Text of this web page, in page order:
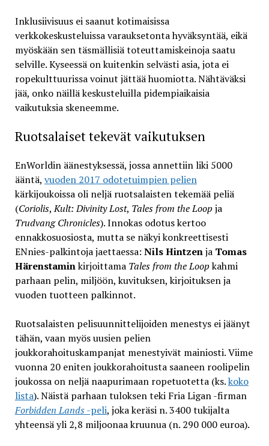
Inklusiivisuus ei saanut kotimaisissa
verkkokeskusteluissa varauksetonta hyväksyntää, eikä
myöskään sen täsmällisiä toteuttamiskeinoja saatu
selville. Kyseessä on kuitenkin selvästi asia, jota ei
ropekulttuurissa voinut jättää huomiotta. Nähtäväksi
jää, onko näillä keskusteluilla pidempiaikaisia
vaikutuksia skeneemme.
Ruotsalaiset tekevät vaikutuksen
EnWorldin äänestyksessä, jossa annettiin liki 5000
ääntä, vuoden 2017 odotetuimpien pelien
kärkijoukoissa oli neljä ruotsalaisten tekemää peliä
(Coriolis,Kult: Divinity Lost, Tales from the Loop ja
Trudvang Chronicles). Innokas odotus kertoo
ennakkosuosiosta, mutta se näkyi konkreettisesti
ENnies-palkintoja jaettaessa: Nils Hintzenja Tomas
Härenstaminkirjoittama Tales from the Loopkahmi
parhaan pelin, miljöön, kuvituksen, kirjoituksen ja
vuoden tuotteen palkinnot.
Ruotsalaisten pelisuunnittelijoiden menestys ei jäänyt
tähän, vaan myös uusien pelien
joukkorahoituskampanjat menestyivät mainiosti. Viime
vuonna 20 eniten joukkorahoitusta saaneen roolipelin
joukossa on neljä naapurimaan ropetuotetta (ks.koko
lista). Näistä parhaan tuloksen teki Fria Ligan -firman
Forbidden Lands-peli, joka keräsi n. 3400 tukijalta
yhteensä yli 2,8 miljoonaa kruunua (n. 290 000 euroa).